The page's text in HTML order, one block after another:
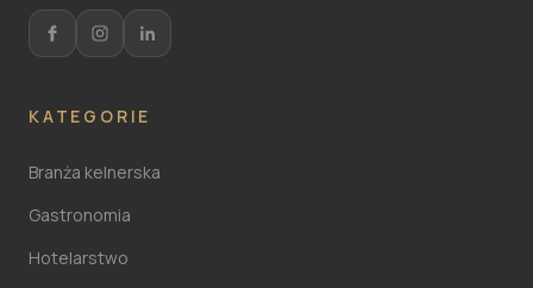
KATEGORIE
Branża kelnerska
Gastronomia
Hotelarstwo